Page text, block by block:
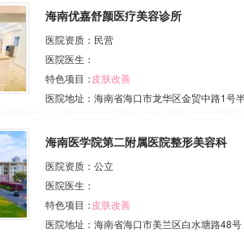
海南优嘉舒颜医疗美容诊所
医院资质：民营
医院医生：
特色项目：皮肤改善
医院地址：海南省海口市龙华区金贸中路1号
海南医学院第二附属医院整形美容科
医院资质：公立
医院医生：
特色项目：皮肤改善
医院地址：海南省海口市美兰区白水塘路48号